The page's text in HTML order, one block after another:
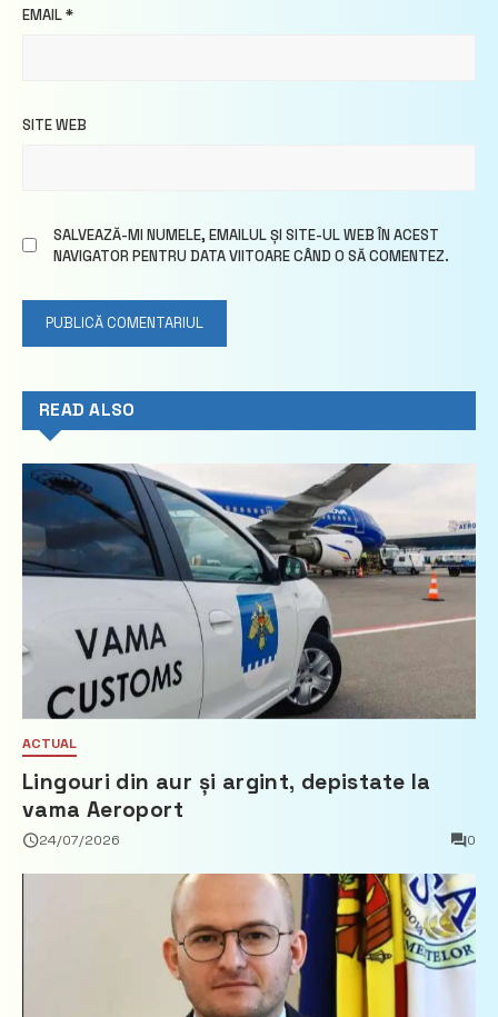
EMAIL*
SITE WEB
SALVEAZĂ-MI NUMELE, EMAILUL ȘI SITE-UL WEB ÎN ACEST
NAVIGATOR PENTRU DATA VIITOARE CÂND O SĂ COMENTEZ.
READ ALSO
ACTUAL
Lingouri din aur și argint, depistate la
vama Aeroport
24/07/2026 0